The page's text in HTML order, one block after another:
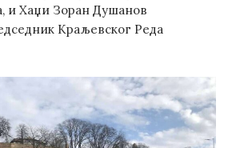
и Хаџи Зоран Душанов
Краљевског Реда